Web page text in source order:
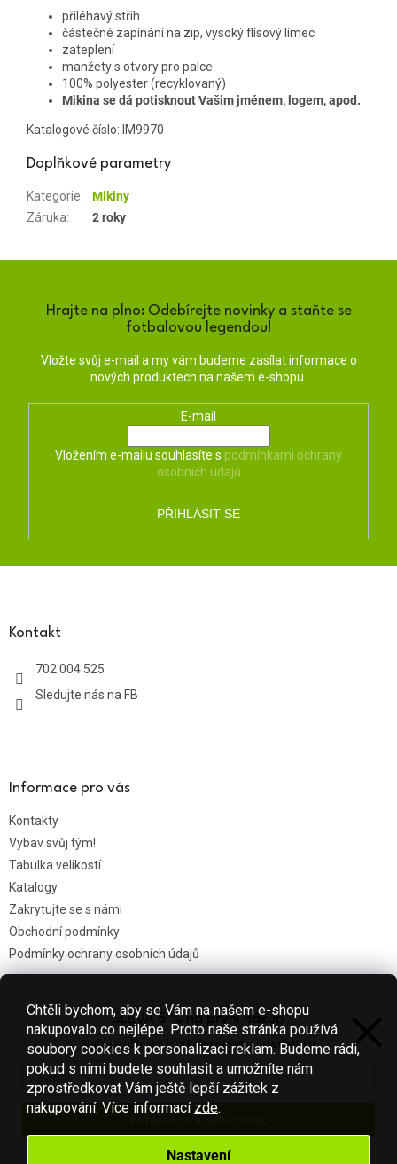
Chtěli bychom, aby se Vám na našem e-shopu
nakupovalo co nejlépe. Proto naše stránka používá
soubory cookies k personalizaci reklam. Budeme rádi,
pokud s nimi budete souhlasit a umožníte nám
zprostředkovat Vám ještě lepší zážitek z
nakupování. Více informací zde.
Nastavení
přiléhavý střih
částečné zapínání na zip, vysoký flísový límec
zateplení
manžety s otvory pro palce
100% polyester (recyklovaný)
Mikina se dá potisknout Vašim jménem, logem, apod.
Katalogové číslo: IM9970
Doplňkové parametry
Kategorie:
Mikiny
Záruka: 2 roky
Hrajte na plno: Odebírejte novinky a staňte se
fotbalovou legendou!
Vložte svůj e-mail a my vám budeme zasílat informace o
nových produktech na našem e-shopu.
E-mail
Vložením e-mailu souhlasíte s podmínkami ochrany
osobních údajů
PŘIHLÁSIT SE
Kontakt
702 004 525
Sledujte nás na FB
Informace pro vás
Kontakty
Vybav svůj tým!
Tabulka velikostí
Katalogy
Zakrytujte se s námi
Obchodní podmínky
Podmínky ochrany osobních údajů
Nákupní košík
0KS /0 KČ
SLEVA 5 % na první nákup
Stačí se přihlásit k odběru našeho newsletteru.
Přihlásit se a získat slevu
Váš e-mail je u nás v bezpečí.